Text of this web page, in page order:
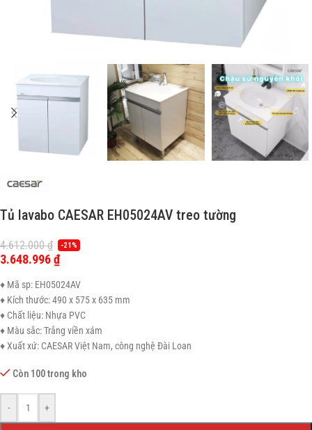
Tủ lavabo CAESAR EH05024AV treo tường
4.612.000₫ -21%
3.648.996₫
♦ Mã sp: EH05024AV
♦ Kích thước: 490 x 575 x 635 mm
♦ Chất liệu: Nhựa PVC
♦ Màu sắc: Trắng viền xám
♦ Xuất xứ: CAESAR Việt Nam, công nghệ Đài Loan
Còn 100 trong kho
- +